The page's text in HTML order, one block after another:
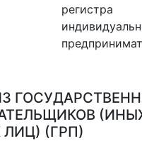
регистра
(ГРП)